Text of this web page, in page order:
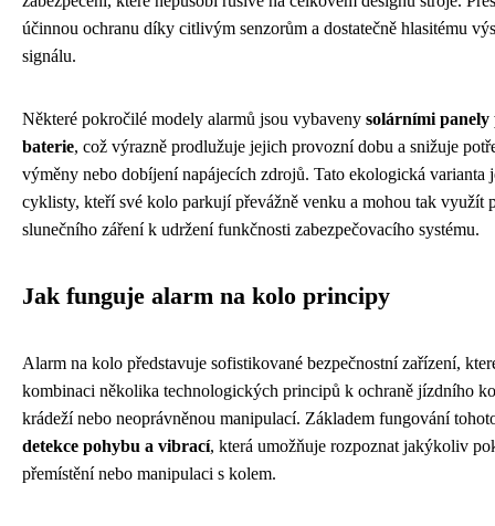
účinnou ochranu díky citlivým senzorům a dostatečně hlasitému
signálu.
Některé pokročilé modely alarmů jsou vybaveny solárními
baterie, což výrazně prodlužuje jejich provozní dobu a snižuje
výměny nebo dobíjení napájecích zdrojů. Tato ekologická varianta
cyklisty, kteří své kolo parkují převážně venku a mohou tak využít
slunečního záření k udržení funkčnosti zabezpečovacího systému.
Jak funguje alarm na kolo principy
Alarm na kolo představuje sofistikované bezpečnostní zařízení,
kombinaci několika technologických principů k ochraně jízdního
krádeží nebo neoprávněnou manipulací. Základem fungování
detekce pohybu a vibrací, která umožňuje rozpoznat jakýkoliv
přemístění nebo manipulaci s kolem.